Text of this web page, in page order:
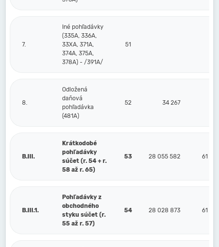
7.
Iné pohľadávky
(335A, 336A,
33XA, 371A,
374A, 375A,
378A) - /391A/
51
8.
Odložená
daňová
pohľadávka
(481A)
52 34 267
B.III.
Krátkodobé
pohľadávky
súčet (r. 54 + r.
58 až r. 65)
53 28 055 582 61 594
B.III.1.
Pohľadávky z
obchodného
styku súčet (r.
55 až r. 57)
54 28 028 873 61 594